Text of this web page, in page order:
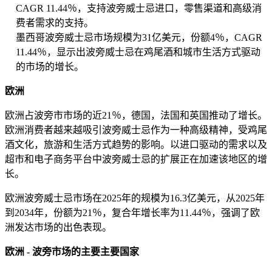
CAGR 11.44％，支持波旁威士忌进口，零售渠道和高级消
费者需求的支持。
墨西哥波旁威士忌市场规模为31亿美元，份额4％，CAGR
11.44％，显示出波旁威士忌在鸡尾酒和城市生活方式驱动
的市场的增长。
欧洲
欧洲占波旁市市场的近21％，德国，法国和英国推动了增长。
欧洲消费者越来越吸引波旁威士忌作为一种高级精神，受鸡尾
酒文化，旅游和生活方式趋势的影响。以进口驱动的需求以及
超市和电子商务平台中波旁威士忌的扩展正在加速该地区的增
长。
欧洲波旁威士忌市场在2025年的规模为16.3亿美元，从2025年
到2034年，份额为21％，复合年增长率为11.44％，强调了欧
洲发达市场的出色表现。
欧洲 - 波旁市场的主要主要国家